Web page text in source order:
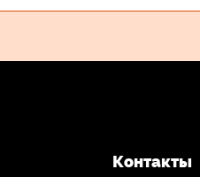
Контакты